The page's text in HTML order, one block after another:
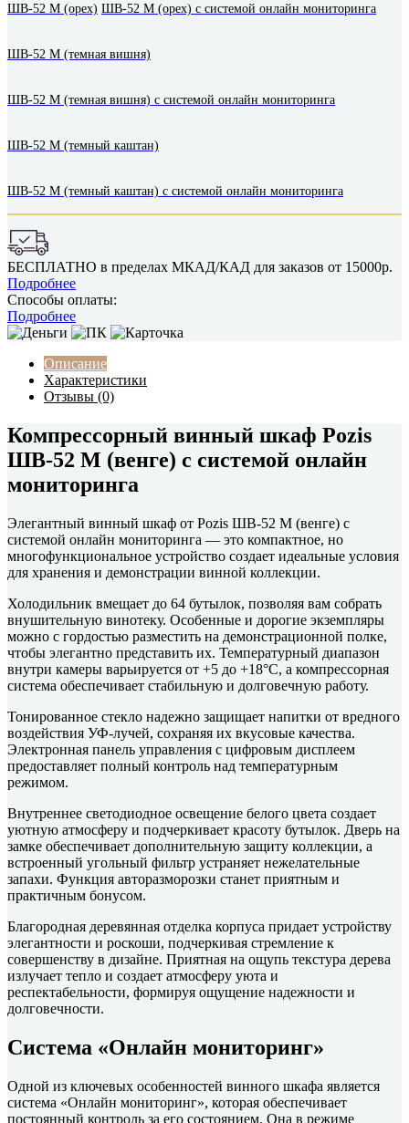
ШВ-52 М (орех) ШВ-52 М (орех) с системой онлайн мониторинга
ШВ-52 М (темная вишня)
ШВ-52 М (темная вишня) с системой онлайн мониторинга
ШВ-52 М (темный каштан)
ШВ-52 М (темный каштан) с системой онлайн мониторинга
БЕСПЛАТНО в пределах МКАД/КАД для заказов от 15000р.
Подробнее
Способы оплаты:
Подробнее
Описание
Характеристики
Отзывы (0)
Компрессорный винный шкаф Pozis
ШВ-52 М (венге) с системой онлайн
мониторинга
Элегантный винный шкаф от Pozis ШВ-52 М (венге) с
системой онлайн мониторинга — это компактное, но
многофункциональное устройство создает идеальные условия
для хранения и демонстрации винной коллекции.
Холодильник вмещает до 64 бутылок, позволяя вам собрать
внушительную винотеку. Особенные и дорогие экземпляры
можно с гордостью разместить на демонстрационной полке,
чтобы элегантно представить их. Температурный диапазон
внутри камеры варьируется от +5 до +18°C, а компрессорная
система обеспечивает стабильную и долговечную работу.
Тонированное стекло надежно защищает напитки от вредного
воздействия УФ-лучей, сохраняя их вкусовые качества.
Электронная панель управления с цифровым дисплеем
предоставляет полный контроль над температурным
режимом.
Внутреннее светодиодное освещение белого цвета создает
уютную атмосферу и подчеркивает красоту бутылок. Дверь на
замке обеспечивает дополнительную защиту коллекции, а
встроенный угольный фильтр устраняет нежелательные
запахи. Функция авторазморозки станет приятным и
практичным бонусом.
Благородная деревянная отделка корпуса придает устройству
элегантности и роскоши, подчеркивая стремление к
совершенству в дизайне. Приятная на ощупь текстура дерева
излучает тепло и создает атмосферу уюта и
респектабельности, формируя ощущение надежности и
долговечности.
Система «Онлайн мониторинг»
Одной из ключевых особенностей винного шкафа является
система «Онлайн мониторинг», которая обеспечивает
постоянный контроль за его состоянием. Она в режиме